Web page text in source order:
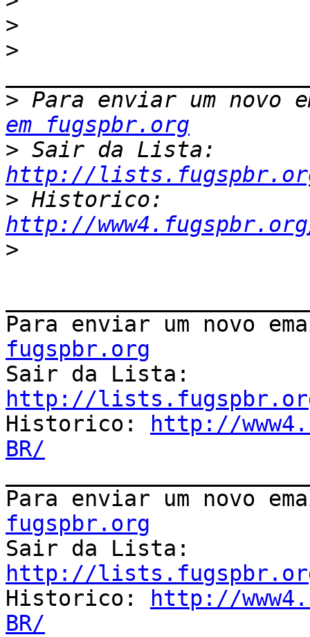
>
>
> Para enviar um
em fugspbr.org
>
http://
>
http://
>
Para enviar um novo
fugspbr.org
http://
Historico:
http://
BR/
Para enviar um novo
fugspbr.org
http://
Historico:
http://
BR/